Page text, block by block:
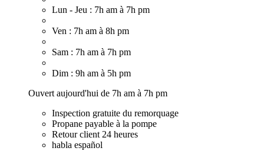
Lun - Jeu : 7h am à 7h pm
Ven : 7h am à 8h pm
Sam : 7h am à 7h pm
Dim : 9h am à 5h pm
Ouvert aujourd'hui de 7h am à 7h pm
Inspection gratuite du remorquage
Propane payable à la pompe
Retour client 24 heures
habla español